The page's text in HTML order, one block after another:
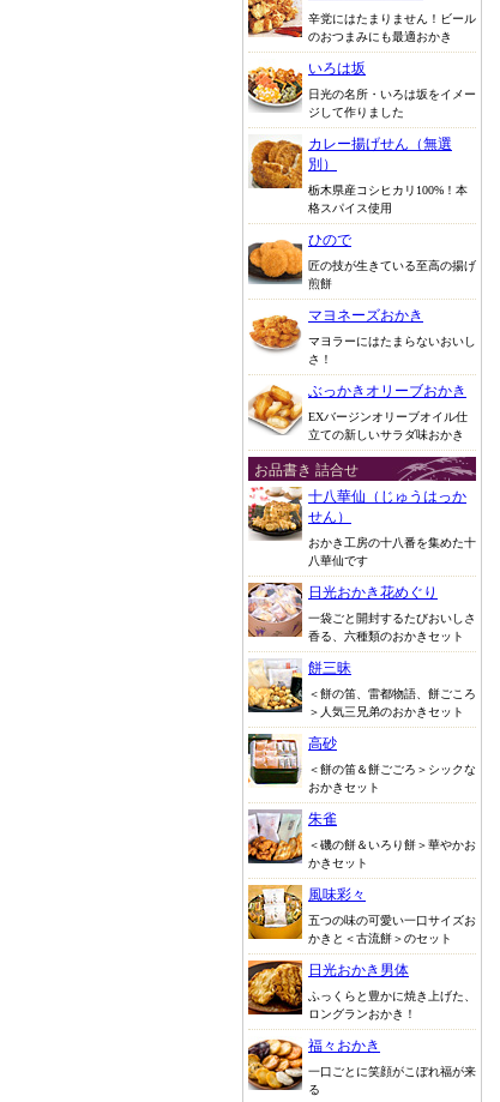
辛党にはたまりません！ビール
のおつまみにも最適おかき
いろは坂
日光の名所・いろは坂をイメー
ジして作りました
カレー揚げせん（無選
別）
栃木県産コシヒカリ100%！本
格スパイス使用
ひので
匠の技が生きている至高の揚げ
煎餅
マヨネーズおかき
マヨラーにはたまらないおいし
さ！
ぶっかきオリーブおかき
EXバージンオリーブオイル仕
立ての新しいサラダ味おかき
お品書き 詰合せ
十八華仙（じゅうはっか
せん）
おかき工房の十八番を集めた十
八華仙です
日光おかき花めぐり
一袋ごと開封するたびおいしさ
香る、六種類のおかきセット
餅三昧
＜餅の笛、雷都物語、餅ごころ
＞人気三兄弟のおかきセット
高砂
＜餅の笛＆餅ごごろ＞シックな
おかきセット
朱雀
＜磯の餅＆いろり餅＞華やかお
かきセット
風味彩々
五つの味の可愛い一口サイズお
かきと＜古流餅＞のセット
日光おかき男体
ふっくらと豊かに焼き上げた、
ロングランおかき！
福々おかき
一口ごとに笑顔がこぼれ福が来
る